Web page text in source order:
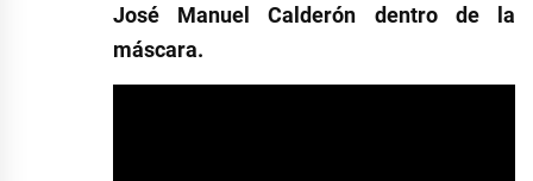
José Manuel Calderón dentro de la
máscara.